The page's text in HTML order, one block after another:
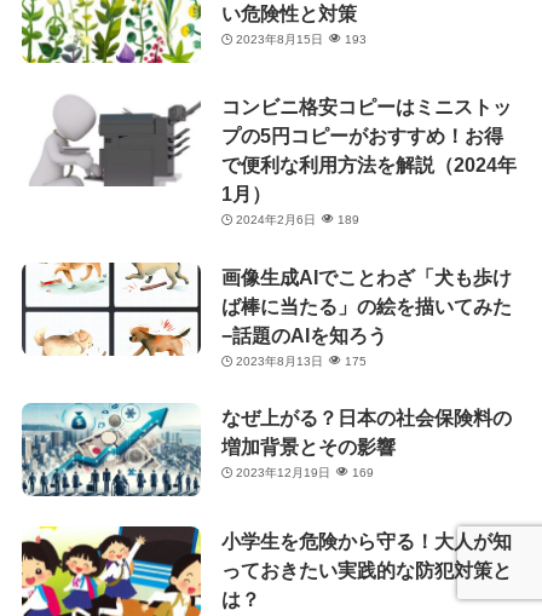
い危険性と対策
2023年8月15日 193
コンビニ格安コピーはミニストッ
プの5円コピーがおすすめ！お得
で便利な利用方法を解説（2024年
1月）
2024年2月6日 189
画像生成AIでことわざ「犬も歩け
ば棒に当たる」の絵を描いてみた
−話題のAIを知ろう
2023年8月13日 175
なぜ上がる？日本の社会保険料の
増加背景とその影響
2023年12月19日 169
小学生を危険から守る！大人が知
っておきたい実践的な防犯対策と
は？